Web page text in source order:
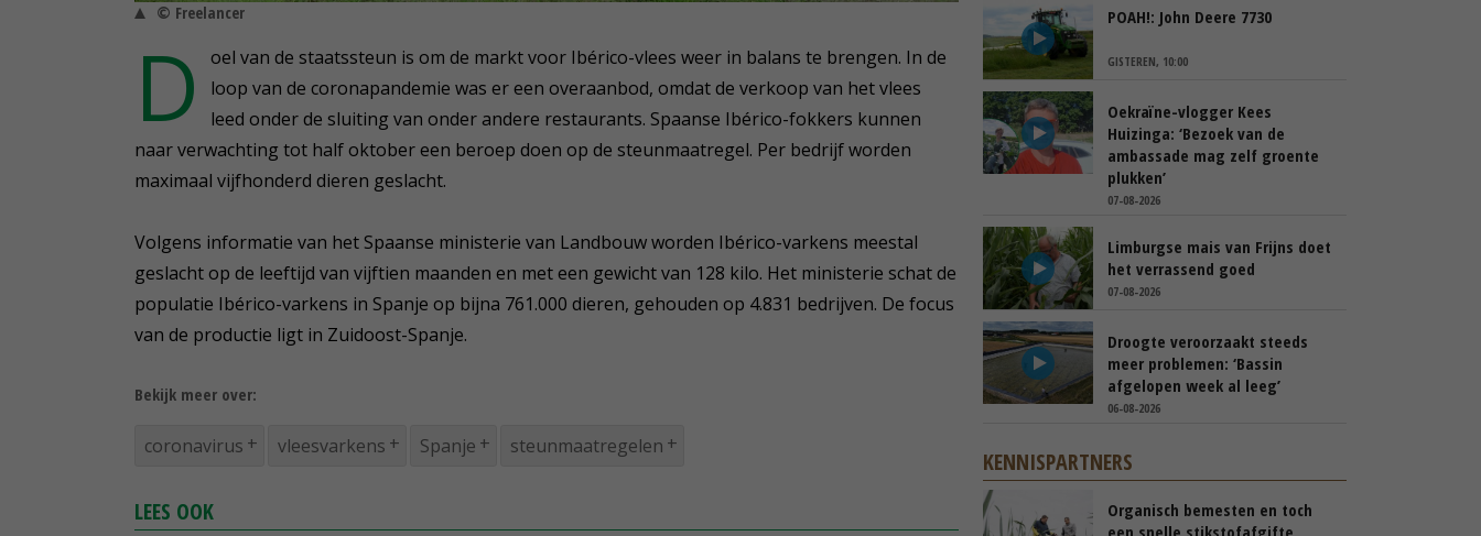
© Freelancer
D
oel van de staatssteun is om de markt voor Ibérico-vlees weer in balans te brengen. In de
loop van de coronapandemie was er een overaanbod, omdat de verkoop van het vlees
leed onder de sluiting van onder andere restaurants. Spaanse Ibérico-fokkers kunnen
naar verwachting tot half oktober een beroep doen op de steunmaatregel. Per bedrijf worden
maximaal vijfhonderd dieren geslacht.
Volgens informatie van het Spaanse ministerie van Landbouw worden Ibérico-varkens meestal
geslacht op de leeftijd van vijftien maanden en met een gewicht van 128 kilo. Het ministerie schat de
populatie Ibérico-varkens in Spanje op bijna 761.000 dieren, gehouden op 4.831 bedrijven. De focus
van de productie ligt in Zuidoost-Spanje.
Bekijk meer over:
coronavirus vleesvarkens Spanje steunmaatregelen
LEES OOK
POAH!: John Deere 7730
GISTEREN, 10:00
Oekraïne-vlogger Kees
Huizinga: ‘Bezoek van de
ambassade mag zelf groente
plukken’
07-08-2026
Limburgse mais van Frijns doet
het verrassend goed
07-08-2026
Droogte veroorzaakt steeds
meer problemen: ‘Bassin
afgelopen week al leeg’
06-08-2026
KENNISPARTNERS
Organisch bemesten en toch
een snelle stikstofafgifte